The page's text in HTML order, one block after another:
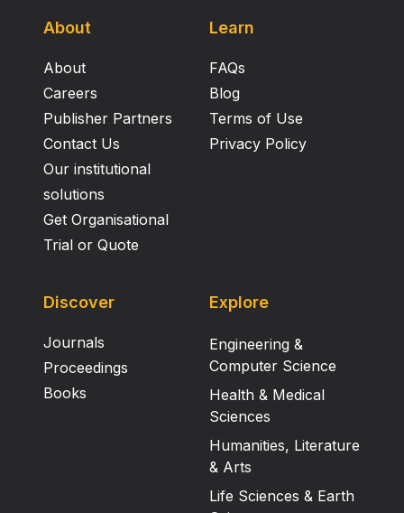
About
About
Careers
Publisher Partners
Contact Us
Our institutional
solutions
Get Organisational
Trial or Quote
Learn
FAQs
Blog
Terms of Use
Privacy Policy
Discover
Journals
Proceedings
Books
Explore
Engineering &
Computer Science
Health & Medical
Sciences
Humanities, Literature
& Arts
Life Sciences & Earth